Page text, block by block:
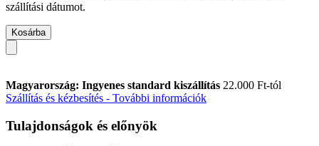
szállítási dátumot.
Kosárba
Magyarország: Ingyenes standard kiszállítás 22.000 Ft-tól
Szállítás és kézbesítés - További információk
Tulajdonságok és előnyök